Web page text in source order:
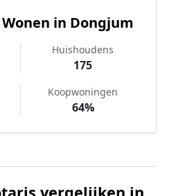
in Dongjum
Huishoudens
175
Koopwoningen
64%